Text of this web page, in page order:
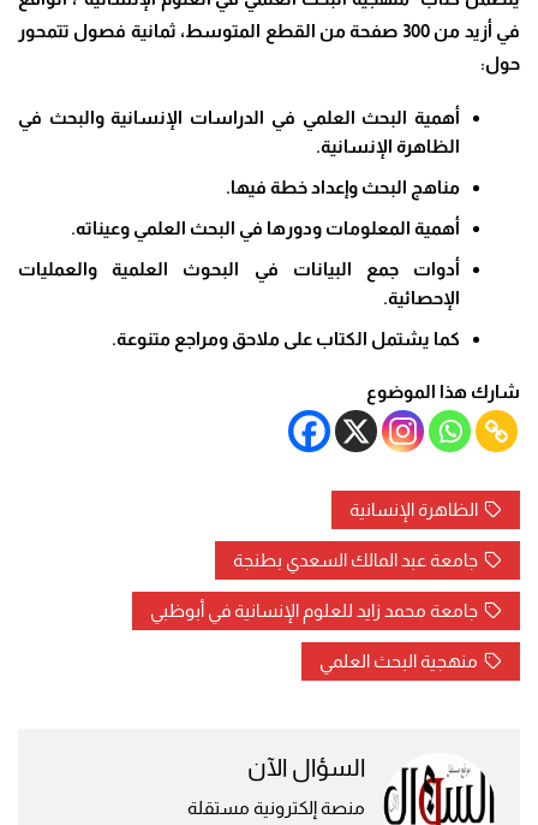
في أزيد من 300 صفحة من القطع المتوسط، ثمانية فصول تتمحور
حول:
أهمية البحث العلمي في الدراسات الإنسانية والبحث في
الظاهرة الإنسانية.
مناهج البحث وإعداد خطة فيها.
أهمية المعلومات ودورها في البحث العلمي وعيناته.
أدوات جمع البيانات في البحوث العلمية والعمليات
الإحصائية.
كما يشتمل الكتاب على ملاحق ومراجع متنوعة.
شارك هذا الموضوع
الظاهرة الإنسانية
جامعة عبد المالك السعدي بطنجة
جامعة محمد زايد للعلوم الإنسانية في أبوظبي
منهجية البحث العلمي
السؤال الآن
منصة إلكترونية مستقلة